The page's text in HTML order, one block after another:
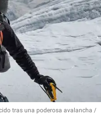
tras una poderosa avalancha